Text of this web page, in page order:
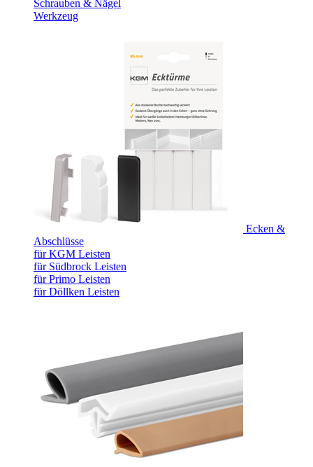
Schrauben & Nägel
Werkzeug
Ecken &
Abschlüsse
für KGM Leisten
für Südbrock Leisten
für Primo Leisten
für Döllken Leisten